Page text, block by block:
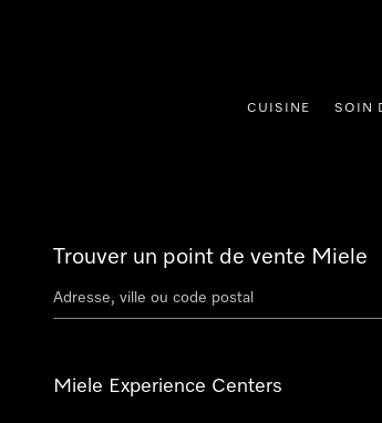
CUISINE SOIN
Trouver un point de vente Miele
Miele Experience Centers